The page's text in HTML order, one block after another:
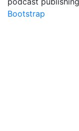
Bootstrap